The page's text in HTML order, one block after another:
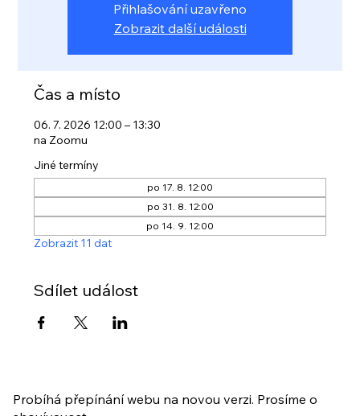
Přihlašování uzavřeno
Zobrazit další události
Čas a místo
06. 7. 2026 12:00 – 13:30
na Zoomu
Jiné termíny
po 17. 8. 12:00
po 31. 8. 12:00
po 14. 9. 12:00
Zobrazit 11 dat
Sdílet událost
Probíhá přepínání webu na novou verzi. Prosíme o